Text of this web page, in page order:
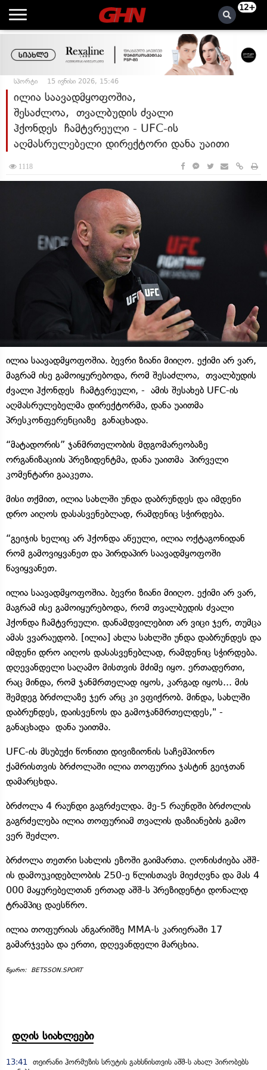
12+
სპორტი 15 ივნისი 2026, 15:46
ილია საავადმყოფოშია,
შესაძლოა, თვალბუდის ძვალი
ჰქონდეს ჩამტვრეული - UFC-ის
აღმასრულებელი დირექტორი დანა უაითი
1118
ილია საავადმყოფოშია. ბევრი ზიანი მიიღო. ექიმი არ ვარ,
მაგრამ ისე გამოიყურებოდა, რომ შესაძლოა, თვალბუდის
ძვალი ჰქონდეს ჩამტვრეული, - ამის შესახებ UFC-ის
აღმასრულებელმა დირექტორმა, დანა უაითმა
პრესკონფერენციაზე განაცხადა.
“მატადორის” ჯანმრთელობის მდგომარეობაზე
ორგანიზაციის პრეზიდენტმა, დანა უაითმა პირველი
კომენტარი გააკეთა.
მისი თქმით, ილია სახლში უნდა დაბრუნდეს და იმდენი
დრო აიღოს დასასვენებლად, რამდენიც სჭირდება.
“გეიჯის ხელიც არ ჰქონდა აწეული, ილია ოქტაგონიდან
რომ გამოვიყვანეთ და პირდაპირ საავადმყოფოში
წავიყვანეთ.
ილია საავადმყოფოშია. ბევრი ზიანი მიიღო. ექიმი არ ვარ,
მაგრამ ისე გამოიყურებოდა, რომ თვალბუდის ძვალი
ჰქონდა ჩამტვრეული. დანამდვილებით არ ვიცი ჯერ, თუმცა
ამას ვვარაუდობ. [ილია] ახლა სახლში უნდა დაბრუნდეს და
იმდენი დრო აიღოს დასასვენებლად, რამდენიც სჭირდება.
დღევანდელი საღამო მისთვის მძიმე იყო. ერთადერთი,
რაც მინდა, რომ ჯანმრთელად იყოს, კარგად იყოს... მის
შემდეგ ბრძოლაზე ჯერ არც კი ვფიქრობ. მინდა, სახლში
დაბრუნდეს, დაისვენოს და გამოჯანმრთელდეს," -
განაცხადა დანა უაითმა.
UFC-ის მსუბუქი წონითი დივიზიონის საჩემპიონო
ქამრისთვის ბრძოლაში ილია თოფურია ჯასტინ გეიჯთან
დამარცხდა.
ბრძოლა 4 რაუნდი გაგრძელდა. მე-5 რაუნდში ბრძოლის
გაგრძელება ილია თოფურიამ თვალის დაზიანების გამო
ვერ შეძლო.
ბრძოლა თეთრი სახლის ეზოში გაიმართა. ღონისძიება აშშ-
ის დამოუკიდებლობის 250-ე წლისთავს მიეძღვნა და მას 4
000 მაყურებელთან ერთად აშშ-ს პრეზიდენტი დონალდ
ტრამპიც დაესწრო.
ილია თოფურიას ანგარიშზე MMA-ს კარიერაში 17
გამარჯვება და ერთი, დღევანდელი მარცხია.
წყარო: BETSSON.SPORT
დღის სიახლეები
13:41
თეირანი ჰორმუზის სრუტის გახსნისთვის აშშ-ს ახალ პირობებს